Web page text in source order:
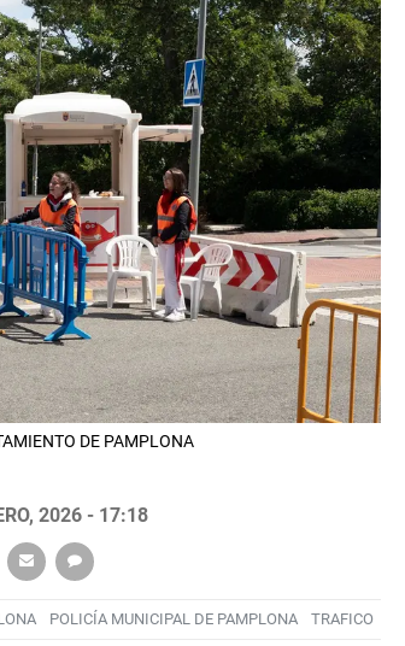
DE PAMPLONA
2026 - 17:18
POLICÍA MUNICIPAL DE PAMPLONA TRAFICO